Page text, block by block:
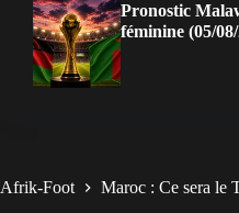
Pronostic
féminine (05/
Afrik-Foot Maroc : Ce sera le